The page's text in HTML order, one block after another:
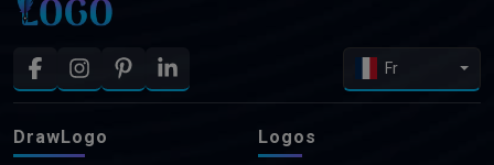
Fr
DrawLogo Logos